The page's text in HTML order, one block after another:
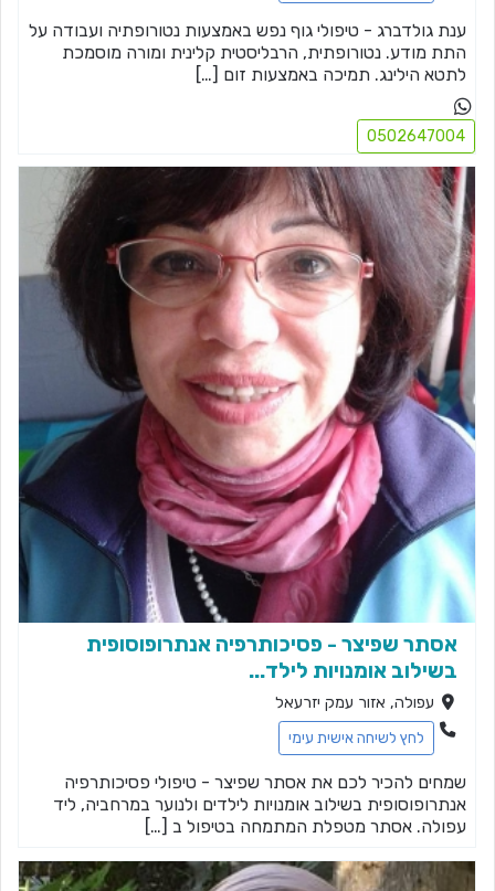
ענת גולדברג - טיפולי גוף נפש באמצעות נטורופתיה ועבודה על
התת מודע. נטורופתית, הרבליסטית קלינית ומורה מוסמכת
לתטא הילינג. תמיכה באמצעות זום […]
0502647004
אסתר שפיצר - פסיכותרפיה אנתרופוסופית
בשילוב אומנויות לילד...
עפולה, אזור עמק יזרעאל
לחץ לשיחה אישית עימי
שמחים להכיר לכם את אסתר שפיצר - טיפולי פסיכותרפיה
אנתרופוסופית בשילוב אומנויות לילדים ולנוער במרחביה, ליד
עפולה. אסתר מטפלת המתמחה בטיפול ב […]